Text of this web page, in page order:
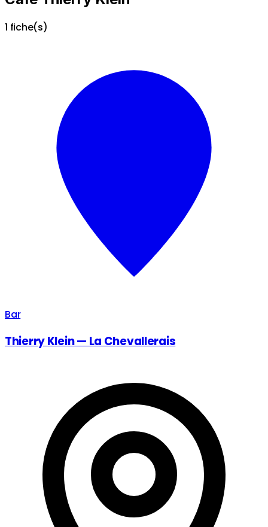
1 fiche(s)
Bar
Thierry Klein — La Chevallerais